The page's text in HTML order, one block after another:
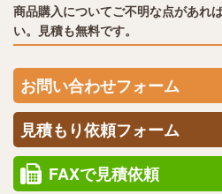
商品購入についてご不明な点があれ
い。見積も無料です。
お問い合わせフォーム
見積もり依頼フォーム
FAXで見積依頼